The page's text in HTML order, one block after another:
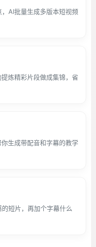
AI批量生成多版本短视频
炼精彩片段做成集锦，省
生成带配音和字幕的教学
短片，再加个字幕什么